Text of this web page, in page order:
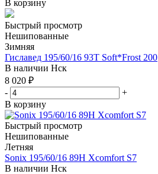
В корзину
Быстрый просмотр
Нешипованные
Зимняя
Гиславед 195/60/16 93T Soft*Frost 200
В наличии Нск
8 020 ₽
-
+
В корзину
Быстрый просмотр
Нешипованные
Летняя
Sonix 195/60/16 89H Xcomfort S7
В наличии Нск